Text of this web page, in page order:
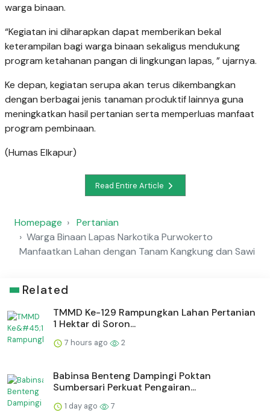
warga binaan.
“Kegiatan ini diharapkan dapat memberikan bekal
keterampilan bagi warga binaan sekaligus mendukung
program ketahanan pangan di lingkungan lapas, ” ujarnya.
Ke depan, kegiatan serupa akan terus dikembangkan
dengan berbagai jenis tanaman produktif lainnya guna
meningkatkan hasil pertanian serta memperluas manfaat
program pembinaan.
(Humas Elkapur)
Read Entire Article
Homepage
Pertanian
Warga Binaan Lapas Narkotika Purwokerto
Manfaatkan Lahan dengan Tanam Kangkung dan Sawi
Related
TMMD Ke-129 Rampungkan Lahan Pertanian
1 Hektar di Soron...
7 hours ago 2
Babinsa Benteng Dampingi Poktan
Sumbersari Perkuat Pengairan...
1 day ago 7